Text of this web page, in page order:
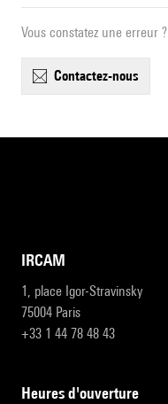
Vous constatez une erreur ?
contactez-nous
IRCAM
1, place Igor-Stravinsky
75004 Paris
+33 1 44 78 48 43
heures d'ouverture